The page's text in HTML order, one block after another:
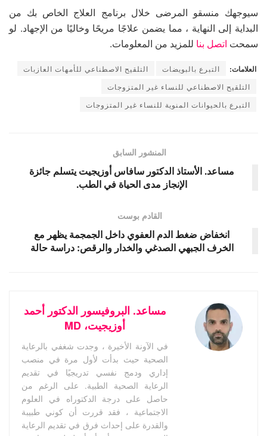
سيوجهك منسقو المرضى خلال برنامج العلاج الخاص بك من
البداية إلى النهاية ، مما يضمن علاجًا مريحًا وخاليًا من الإجهاد. لو
سمحت اتصل بنا للمزيد من المعلومات.
العلامات: التبرع بالبويضات
التلقيح الاصطناعي للأمهات العازبات
التلقيح الاصطناعي للنساء غير المتزوجات
التبرع بالحيوانات المنوية للنساء غير المتزوجات
المنشور السابق
مساعد. الأستاذ الدكتور سافاس أوزيجيت يتسلم جائزة
الإنجاز مدى الحياة في الطب.
القادم بوست
انخفاض ضغط الدم العفوي داخل الجمجمة يظهر مع
الخرف الجبهي الصدغي والخدار والرقص: دراسة حالة
مساعد. البروفيسور الدكتور أحمد
أوزيجيت، MD
في الآونة الأخيرة ، وجدت شغفي بالرعاية
الصحية حيث بدأت لأول مرة في منصب
إداري ودمج نفسي تدريجيًا في تقديم
الرعاية الصحية الطبية. على الرغم من
حاصل على درجة الدكتوراه في العلوم
الاجتماعية ، فقد قررت أن كوني طبيبة
والقدرة على إحداث فرق في تقديم الرعاية